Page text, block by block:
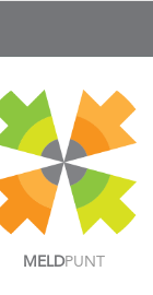
MELDPUNT